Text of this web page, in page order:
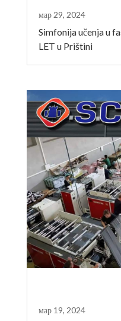
Simfonija učenja u
LET u Prištini
мар 29, 2024
мар 19, 2024